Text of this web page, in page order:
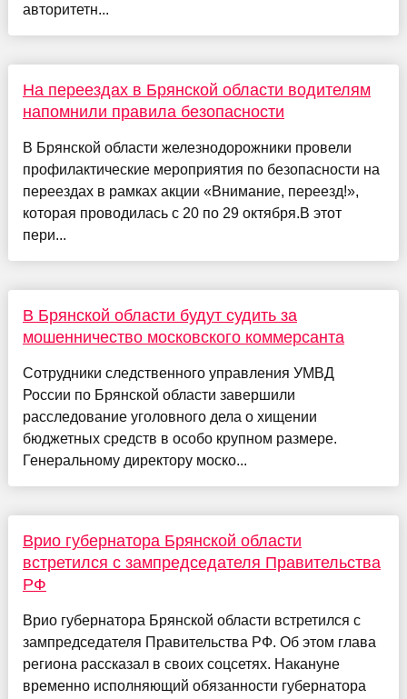
авторитетн...
На переездах в Брянской области водителям
напомнили правила безопасности
В Брянской области железнодорожники провели
профилактические мероприятия по безопасности на
переездах в рамках акции «Внимание, переезд!»,
которая проводилась с 20 по 29 октября.В этот
пери...
В Брянской области будут судить за
мошенничество московского коммерсанта
Сотрудники следственного управления УМВД
России по Брянской области завершили
расследование уголовного дела о хищении
бюджетных средств в особо крупном размере.
Генеральному директору моско...
Врио губернатора Брянской области
встретился с зампредседателя Правительства
РФ
Врио губернатора Брянской области встретился с
зампредседателя Правительства РФ. Об этом глава
региона рассказал в своих соцсетях. Накануне
временно исполняющий обязанности губернатора